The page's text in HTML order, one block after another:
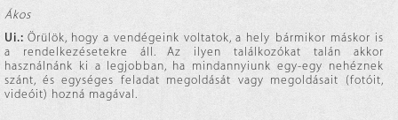
Ákos
Ui.:Örülök, hogy a vendégeink voltatok, a hely bármikor máskor is
a rendelkezésetekre áll. Az ilyen találkozókat talán akkor
használnánk ki a legjobban, ha mindannyiunk egy-egy nehéznek
szánt, és egységes feladat megoldását vagy megoldásait (fotóit,
videóit) hozná magával.